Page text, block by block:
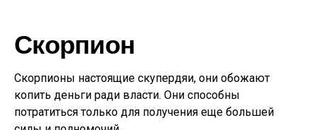
Скорпион
Скорпионы настоящие скупердяи, они обожают
копить деньги ради власти. Они способны
потратиться только для получения еще большей